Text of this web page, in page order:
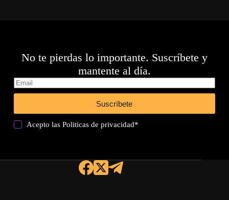
No te pierdas lo importante. Suscríbete y
mantente al día.
Suscríbete
Acepto lasPoliticas de privacidad*